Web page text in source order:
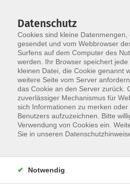
Skip to main content
Der Kurs konnte nicht
Datenschutz
Cookies sind kleine
gesendet und vom Webbrowser
Surfens auf dem Computer des
werden. Ihr Browser speichert
kleinen Datei, die Cookie genannt
weitere Seite vom Server
das Cookie an den Server zurück.
zuverlässiger Mechanismus für
sich Informationen zu merken
Benutzers aufzuzeichnen. Bitte
Verwendung von Cookies ein.
Sie in unseren
Notwendig